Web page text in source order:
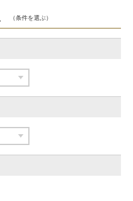
（条件を選ぶ）